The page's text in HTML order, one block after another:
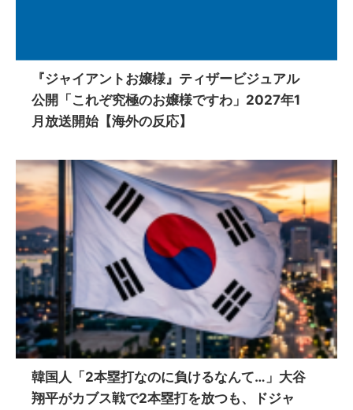
『ジャイアントお嬢様』ティザービジュアル
公開「これぞ究極のお嬢様ですわ」2027年1
月放送開始【海外の反応】
韓国人「2本塁打なのに負けるなんて…」大谷
翔平がカブス戦で2本塁打を放つも、ドジャ